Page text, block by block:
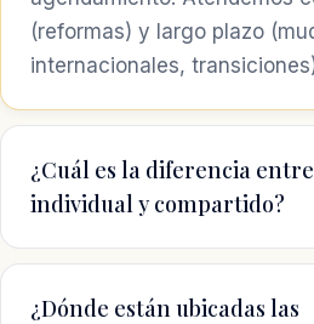
(reformas) y largo plazo
internacionales,
¿Cuál es la diferencia
individual y compartido?
¿Dónde están ubicadas las